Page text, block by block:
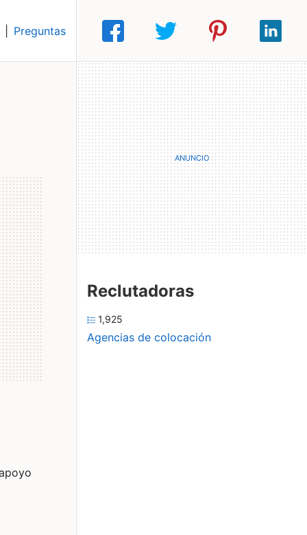
Preguntas
Reclutadoras
1,925
Agencias de colocación